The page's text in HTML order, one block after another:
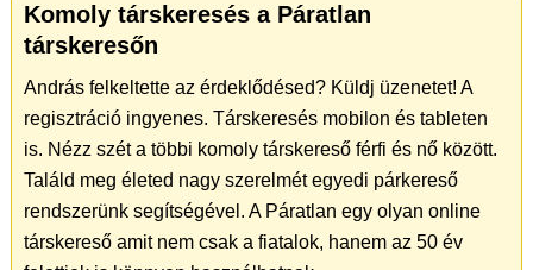
Komoly társkeresés a Páratlan
társkeresőn
András felkeltette az érdeklődésed? Küldj üzenetet! A
regisztráció ingyenes. Társkeresés mobilon és tableten
is. Nézz szét a többi komoly társkereső férfi és nő között.
Találd meg életed nagy szerelmét egyedi párkereső
rendszerünk segítségével. A Páratlan egy olyan online
társkereső amit nem csak a fiatalok, hanem az 50 év